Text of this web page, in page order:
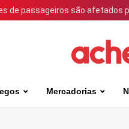
de passageiros são afetados
Mercadorias